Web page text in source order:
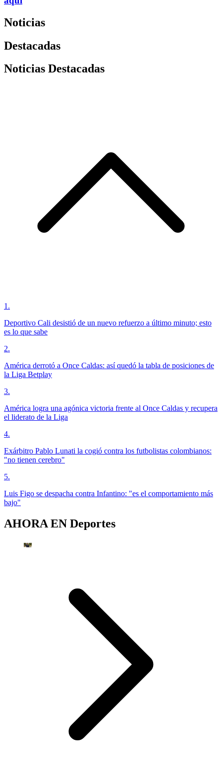
Noticias
Destacadas
Noticias Destacadas
1 .
Deportivo Cali desistió de un nuevo refuerzo a último minuto; esto
es lo que sabe
2.
América derrotó a Once Caldas: así quedó la tabla de posiciones de
la Liga Betplay
3.
América logra una agónica victoria frente al Once Caldas y recupera
el liderato de la Liga
4.
Exárbitro Pablo Lunati la cogió contra los futbolistas colombianos:
"no tienen cerebro"
5.
Luis Figo se despacha contra Infantino: "es el comportamiento más
bajo"
AHORA EN Deportes